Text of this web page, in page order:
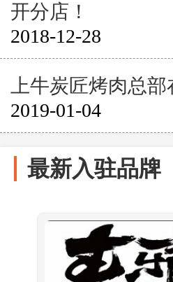
开分店！
2018-12-28
上牛炭匠烤肉总
2019-01-04
最新入驻品牌